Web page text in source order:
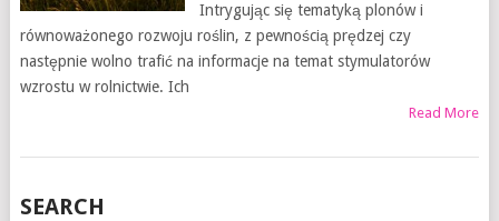
Intrygując się tematyką plonów i
równoważonego rozwoju roślin, z pewnością prędzej czy
następnie wolno trafić na informacje na temat stymulatorów
wzrostu w rolnictwie. Ich
Read More
SEARCH